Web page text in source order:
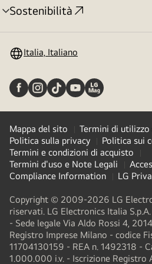
Sostenibilità
Attivazione
Italia, Italiano
Mappa del sito
Termini di utilizzo
Politica sulla privacy
Politica sui
Termini e condizioni di acquisto
Termini d'uso e Note Legali
Compliance Information
LG
Copyright © 2009-2026 LG
riservati. LG Electronics Italia
- Sede legale Via Aldo Rossi 4,
Registro Imprese Milano - codice
11704130159 - REA n. 1492318 -
1.000.000 i.v. - Iscrizione